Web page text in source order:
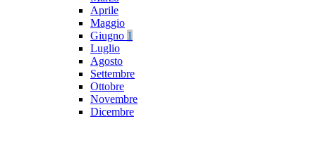
Aprile
Maggio
Giugno 1
Luglio
Agosto
Settembre
Ottobre
Novembre
Dicembre